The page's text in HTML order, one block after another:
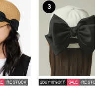
RE STOCK 2BUY10%OFF SALE RE STOCK